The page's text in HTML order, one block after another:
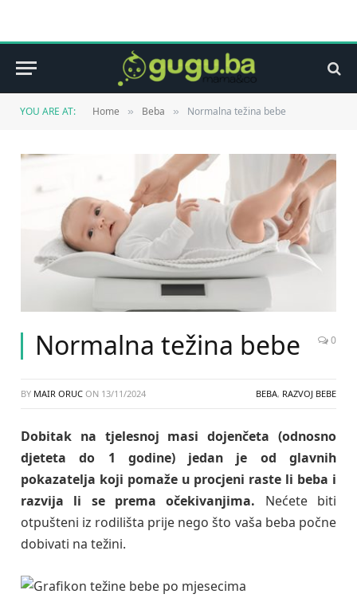
YOU ARE AT: Home » Beba » Normalna težina bebe
Normalna težina bebe 0
BY MAIR ORUC ON 13/11/2024 BEBA, RAZVOJ BEBE
Dobitak na tjelesnoj masi dojenčeta (odnosno
djeteta do 1 godine) jedan je od glavnih
pokazatelja koji pomaže u procjeni raste li beba i
razvija li se prema očekivanjima. Nećete biti
otpušteni iz rodilišta prije nego što vaša beba počne
dobivati ​​na težini.